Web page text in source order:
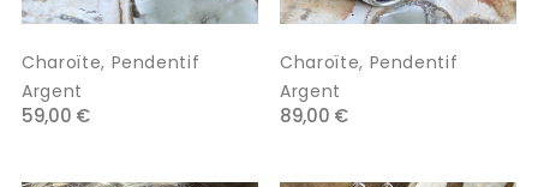
Charoïte, Pendentif
Argent
59,00 €
Charoïte, Pendentif
Argent
89,00 €